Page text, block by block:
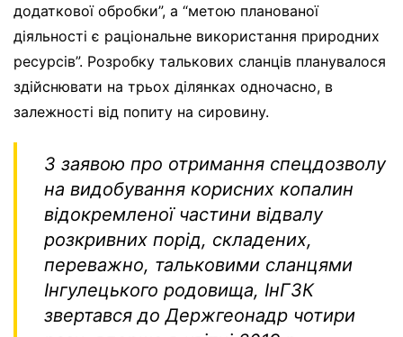
додаткової обробки”, а “метою планованої
діяльності є раціональне використання природних
ресурсів”. Розробку талькових сланців планувалося
здійснювати на трьох ділянках одночасно, в
залежності від попиту на сировину.
З заявою про отримання спецдозволу
на видобування корисних копалин
відокремленої частини відвалу
розкривних порід, складених,
переважно, тальковими сланцями
Інгулецького родовища, ІнГЗК
звертався до Держгеонадр чотири